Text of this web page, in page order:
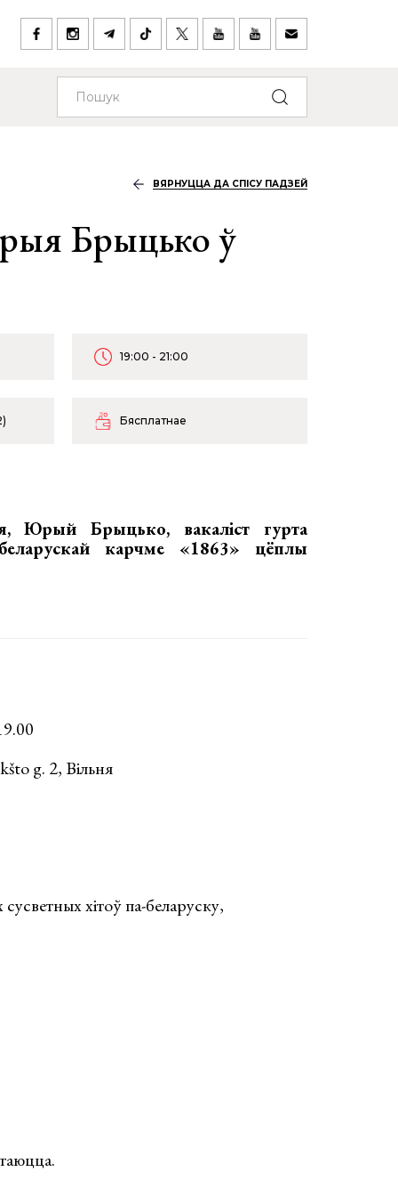
ВЯРНУЦЦА ДА СПІСУ ПАДЗЕЙ
Брыцько ў
19:00 - 21:00
Бясплатнае
Юрый Брыцько, вакаліст гурта
карчме «1863» цёплы
g. 2, Вільня
хітоў па-беларуску,